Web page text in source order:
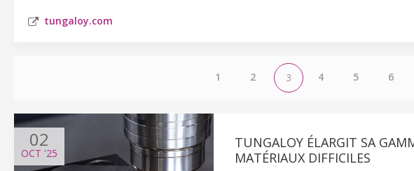
tungaloy.com
1 2 3 4 5 6
02
OCT '25
TUNGALOY ÉLARGIT SA
MATÉRIAUX DIFFICILES